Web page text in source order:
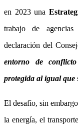
en 2023 una
trabajo de
declaración del
entorno de
protegida al igual que
El desafío, sin
la energía, el